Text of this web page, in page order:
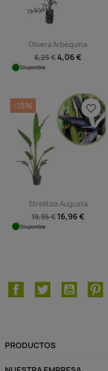
Olivera Arbequina
6,25 € 4,06 €
Disponible
Strelitzia Augusta
19,95 € 16,96 €
Disponible
-15% favorite_border
FacebookTwitter YouTube
PRODUCTOS